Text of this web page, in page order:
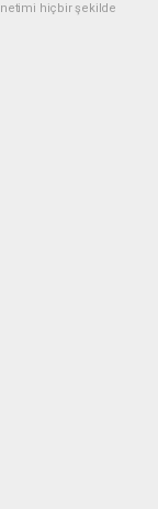
hiçbir şekilde